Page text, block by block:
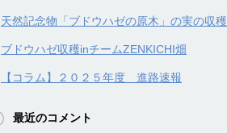
天然記念物「ブドウハゼの原木」の実の収穫
ブドウハゼ収穫inチームZENKICHI畑
【コラム】２０２５年度 進路速報
最近のコメント